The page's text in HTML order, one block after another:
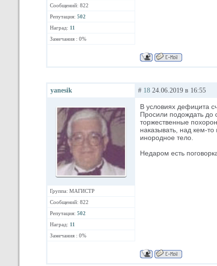
Сообщений: 822
Репутация: 502
Наград: 11
Замечания : 0%
yanesik
Группа: МАГИСТР
Сообщений: 822
Репутация: 502
Наград: 11
Замечания : 0%
# 18 24.06.2019 в 16:55
В условиях дефицита
Просили подождать до
торжественные
наказывать, над кем-
инородное тело.
Недаром есть